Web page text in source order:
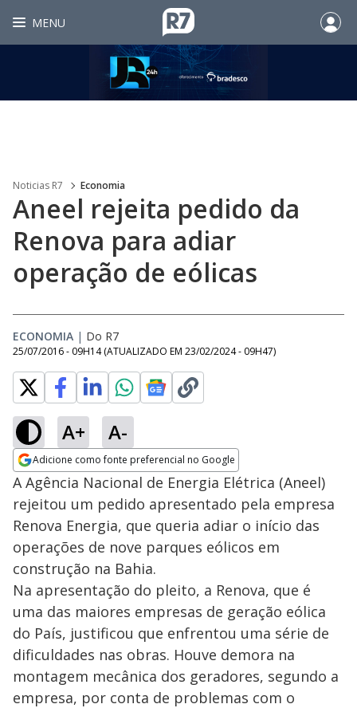
MENU
Noticias R7 Economia
Aneel rejeita pedido da
Renova para adiar
operação de eólicas
ECONOMIA | Do R7
25/07/2016 - 09H14 (ATUALIZADO EM 23/02/2024 - 09H47)
A+ A-
Adicione como fonte preferencial no Google
Opens in new window
A Agência Nacional de Energia Elétrica (Aneel)
rejeitou um pedido apresentado pela empresa
Renova Energia, que queria adiar o início das
operações de nove parques eólicos em
construção na Bahia.
Na apresentação do pleito, a Renova, que é
uma das maiores empresas de geração eólica
do País, justificou que enfrentou uma série de
dificuldades nas obras. Houve demora na
montagem mecânica dos geradores, segundo a
empresa, por conta de problemas com o